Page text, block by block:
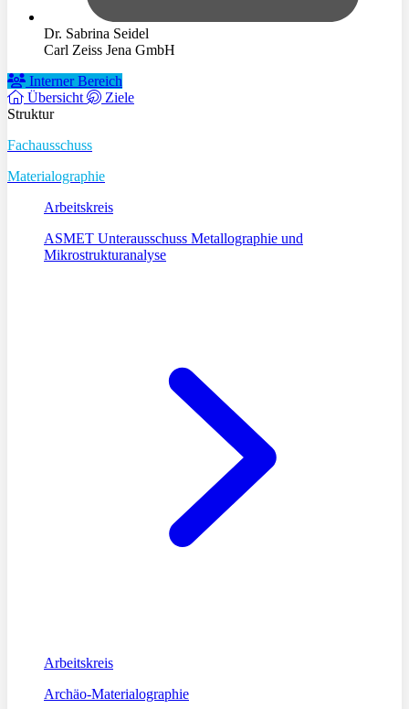
Dr. Sabrina Seidel
Carl Zeiss Jena GmbH
Interner Bereich
Übersicht
Ziele
Struktur
Fachausschuss
Materialographie
Arbeitskreis
ASMET Unterausschuss Metallographie und
Mikrostrukturanalyse
Arbeitskreis
Archäo-Materialographie